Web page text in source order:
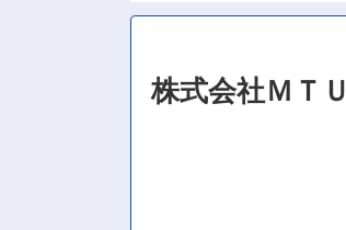
株式会社ＭＴＵ